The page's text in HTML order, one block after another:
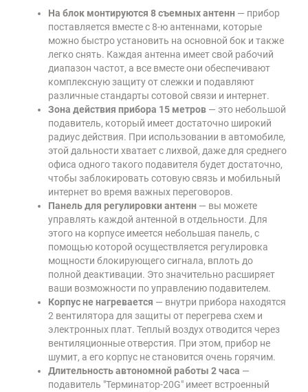
На блок монтируются 8 съемных антенн — прибор
поставляется вместе с 8-ю антеннами, которые
можно быстро установить на основной бок и также
легко снять. Каждая антенна имеет свой рабочий
диапазон частот, а все вместе они обеспечивают
комплексную защиту от слежки и подавляют
различные стандарты сотовой связи и интернет.
Зона действия прибора 15 метров — это небольшой
подавитель, который имеет достаточно широкий
радиус действия. При использовании в автомобиле,
этой дальности хватает с лихвой, даже для среднего
офиса одного такого подавителя будет достаточно,
чтобы заблокировать сотовую связь и мобильный
интернет во время важных переговоров.
Панель для регулировки антенн — вы можете
управлять каждой антенной в отдельности. Для
этого на корпусе имеется небольшая панель, с
помощью которой осуществляется регулировка
мощности блокирующего сигнала, вплоть до
полной деактивации. Это значительно расширяет
ваши возможности по управлению подавителем.
Корпус не нагревается — внутри прибора находятся
2 вентилятора для защиты от перегрева схем и
электронных плат. Теплый воздух отводится через
вентиляционные отверстия. При этом, прибор не
шумит, а его корпус не становится очень горячим.
Длительность автономной работы 2 часа —
подавитель "Терминатор-20G" имеет встроенный